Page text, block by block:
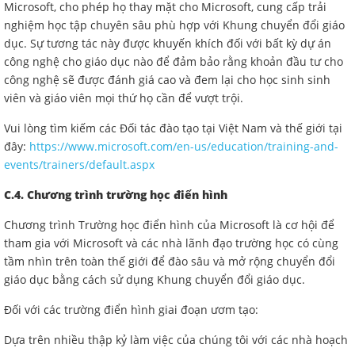
Microsoft, cho phép họ thay mặt cho Microsoft, cung cấp trải
nghiệm học tập chuyên sâu phù hợp với Khung chuyển đổi giáo
dục. Sự tương tác này được khuyến khích đối với bất kỳ dự án
công nghệ cho giáo dục nào để đảm bảo rằng khoản đầu tư cho
công nghệ sẽ được đánh giá cao và đem lại cho học sinh sinh
viên và giáo viên mọi thứ họ cần để vượt trội.
Vui lòng tìm kiếm các Đối tác đào tạo tại Việt Nam và thế giới tại
đây: https://www.microsoft.com/en-us/education/training-and-
events/trainers/default.aspx
C.4. Chương trình trường học điển hình
Chương trình Trường học điển hình của Microsoft là cơ hội để
tham gia với Microsoft và các nhà lãnh đạo trường học có cùng
tầm nhìn trên toàn thế giới để đào sâu và mở rộng chuyển đổi
giáo dục bằng cách sử dụng Khung chuyển đổi giáo dục.
Đối với các trường điển hình giai đoạn ươm tạo:
Dựa trên nhiều thập kỷ làm việc của chúng tôi với các nhà hoạch